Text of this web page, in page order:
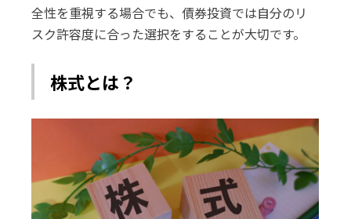
全性を重視する場合でも、債券投資では自分のリ
スク許容度に合った選択をすることが大切です。
株式とは？